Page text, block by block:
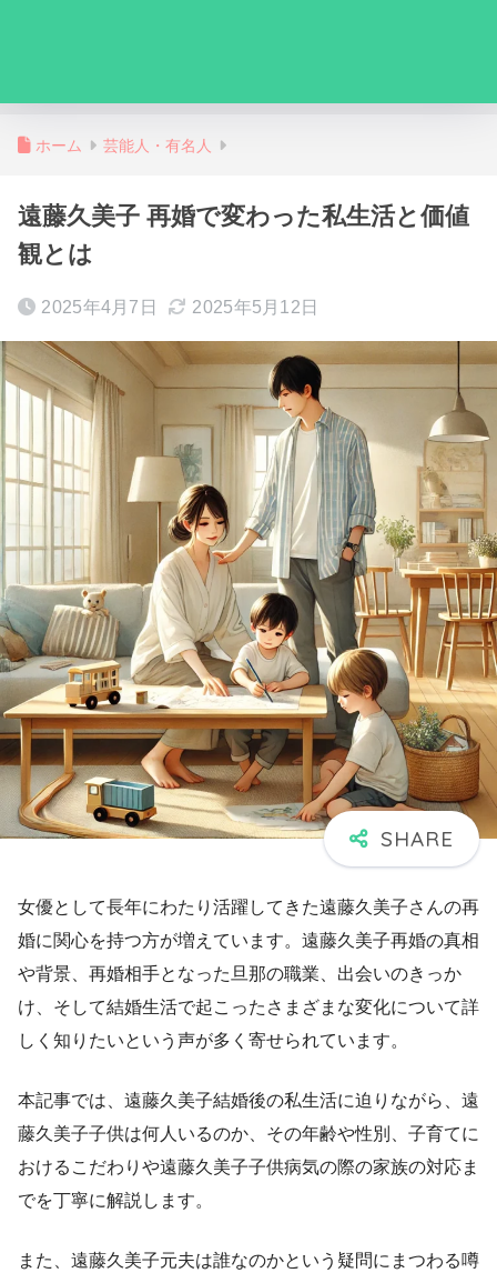
ホーム 芸能人・有名人
遠藤久美子 再婚で変わった私生活と価値
観とは
2025年4月7日 2025年5月12日
女優として長年にわたり活躍してきた遠藤久美子さんの再
婚に関心を持つ方が増えています。遠藤久美子再婚の真相
や背景、再婚相手となった旦那の職業、出会いのきっか
け、そして結婚生活で起こったさまざまな変化について詳
しく知りたいという声が多く寄せられています。
本記事では、遠藤久美子結婚後の私生活に迫りながら、遠
藤久美子子供は何人いるのか、その年齢や性別、子育てに
おけるこだわりや遠藤久美子子供病気の際の家族の対応ま
でを丁寧に解説します。
また、遠藤久美子元夫は誰なのかという疑問にまつわる噂